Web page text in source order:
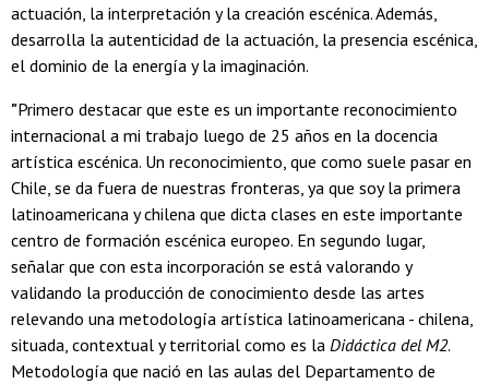
actuación, la interpretación y la creación escénica. Además,
desarrolla la autenticidad de la actuación, la presencia escénica,
el dominio de la energía y la imaginación.
"Primero destacar que este es un importante reconocimiento
internacional a mi trabajo luego de 25 años en la docencia
artística escénica. Un reconocimiento, que como suele pasar en
Chile, se da fuera de nuestras fronteras, ya que soy la primera
latinoamericana y chilena que dicta clases en este importante
centro de formación escénica europeo. En segundo lugar,
señalar que con esta incorporación se está valorando y
validando la producción de conocimiento desde las artes
relevando una metodología artística latinoamericana - chilena,
situada, contextual y territorial como es la Didáctica del M2.
Metodología que nació en las aulas del Departamento de